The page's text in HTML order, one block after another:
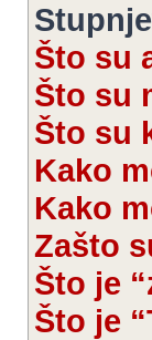
Što su
Što su
Što su
Kako
Kako
Zašto
Što je
Što je